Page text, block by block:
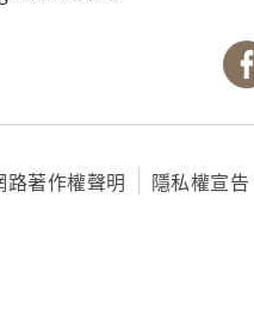
路著作權聲明 隱私權宣告